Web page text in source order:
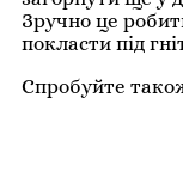
Зручно це
покласти під
Спробуйте